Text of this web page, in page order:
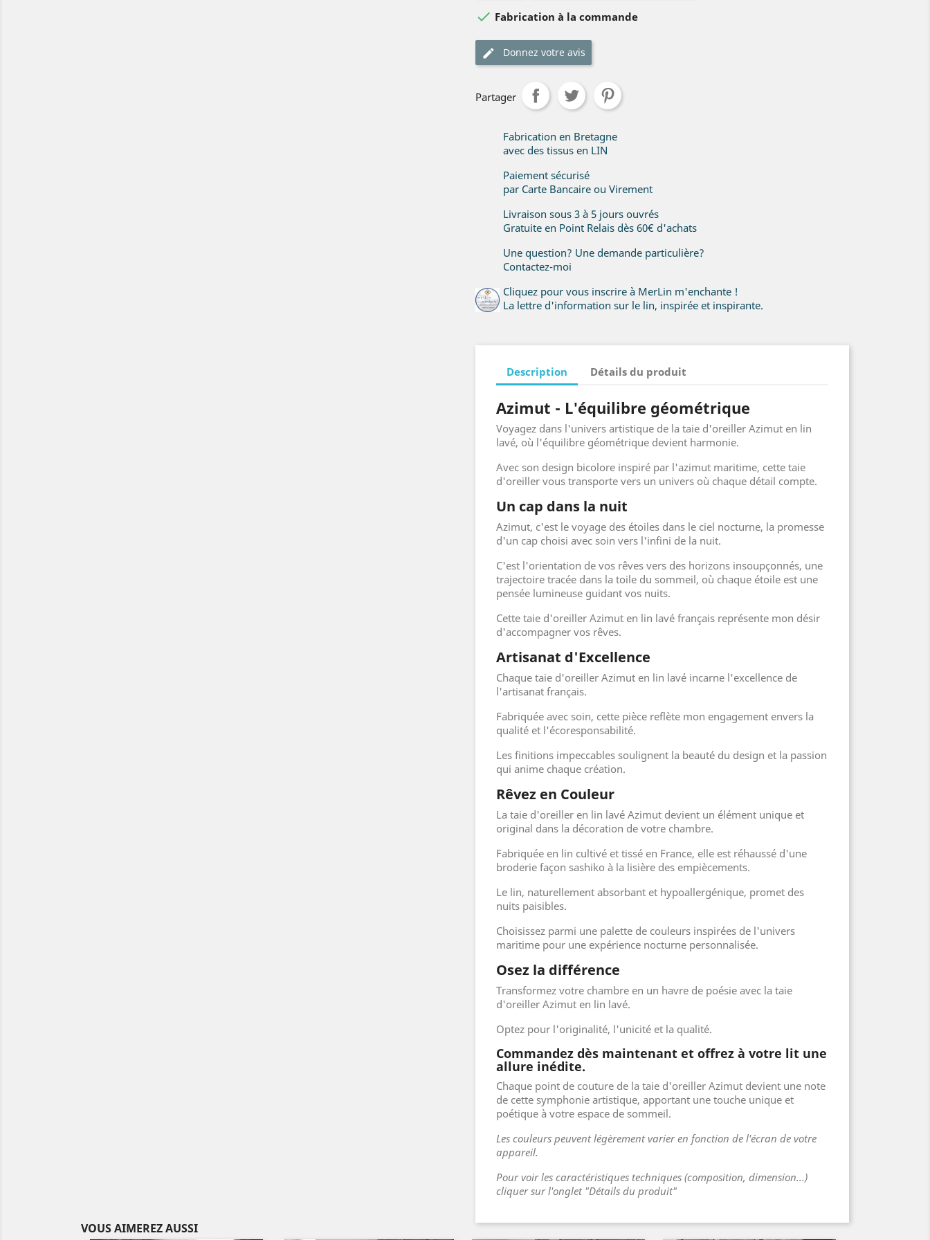
 Fabrication à la commande
Donnez votre avis
Partager
Fabrication en Bretagne
avec des tissus en LIN
Paiement sécurisé
par Carte Bancaire ou Virement
Livraison sous 3 à 5 jours ouvrés
Gratuite en Point Relais dès 60€ d'achats
Une question? Une demande particulière?
Contactez-moi
Cliquez pour vous inscrire à MerLin m'enchante !
La lettre d'information sur le lin, inspirée et inspirante.
Description Détails du produit
Azimut - L'équilibre géométrique
Voyagez dans l'univers artistique de la taie d'oreiller Azimut en lin
lavé, où l'équilibre géométrique devient harmonie.
Avec son design bicolore inspiré par l'azimut maritime, cette taie
d'oreiller vous transporte vers un univers où chaque détail compte.
Un cap dans la nuit
Azimut, c'est le voyage des étoiles dans le ciel nocturne, la promesse
d'un cap choisi avec soin vers l'infini de la nuit.
C'est l'orientation de vos rêves vers des horizons insoupçonnés, une
trajectoire tracée dans la toile du sommeil, où chaque étoile est une
pensée lumineuse guidant vos nuits.
Cette taie d'oreiller Azimut en lin lavé français représente mon désir
d'accompagner vos rêves.
Artisanat d'Excellence
Chaque taie d'oreiller Azimut en lin lavé incarne l'excellence de
l'artisanat français.
Fabriquée avec soin, cette pièce reflète mon engagement envers la
qualité et l'écoresponsabilité.
Les finitions impeccables soulignent la beauté du design et la passion
qui anime chaque création.
Rêvez en Couleur
La taie d'oreiller en lin lavé Azimut devient un élément unique et
original dans la décoration de votre chambre.
Fabriquée en lin cultivé et tissé en France, elle est réhaussé d'une
broderie façon sashiko à la lisière des empiècements.
Le lin, naturellement absorbant et hypoallergénique, promet des
nuits paisibles.
Choisissez parmi une palette de couleurs inspirées de l'univers
maritime pour une expérience nocturne personnalisée.
Osez la différence
Transformez votre chambre en un havre de poésie avec la taie
d'oreiller Azimut en lin lavé.
Optez pour l'originalité, l'unicité et la qualité.
Commandez dès maintenant et offrez à votre lit une
allure inédite.
Chaque point de couture de la taie d'oreiller Azimut devient une note
de cette symphonie artistique, apportant une touche unique et
poétique à votre espace de sommeil.
Les couleurs peuvent légèrement varier en fonction de l'écran de votre
appareil.
Pour voir les caractéristiques techniques (composition, dimension...)
cliquer sur l'onglet "Détails du produit"
VOUS AIMEREZ AUSSI